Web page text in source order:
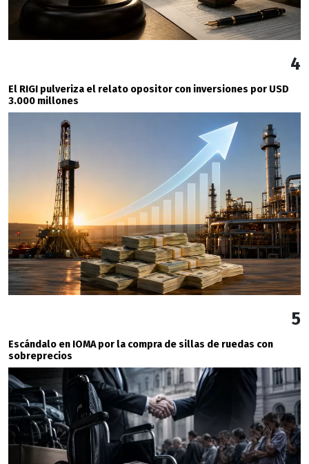
4
El RIGI pulveriza el relato opositor con inversiones por USD
3.000 millones
5
Escándalo en IOMA por la compra de sillas de ruedas con
sobreprecios